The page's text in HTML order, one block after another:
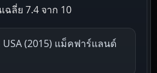
ฉลี่ย 7.4 จาก 10
USA (2015) แม็คฟาร์แลนด์